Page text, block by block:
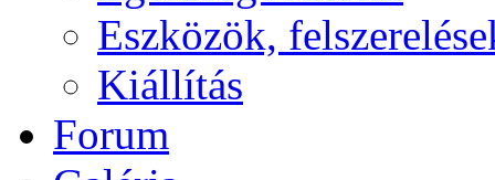
Eszközök,
Kiállítás
Forum